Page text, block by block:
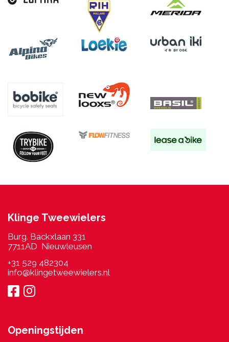
Klinge Tweewielers
Burg. Backxlaan 331
7711AD Nieuwleusen
+31 529 482304
info@klingetweewielers.nl
Openingstijden